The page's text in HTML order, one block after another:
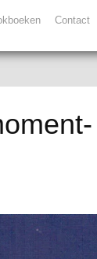
Contact